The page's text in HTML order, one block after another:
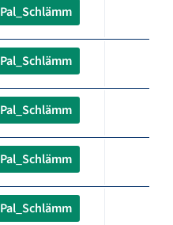
Pal_Schlämm
Pal_Schlämm
Pal_Schlämm
Pal_Schlämm
Pal_Schlämm